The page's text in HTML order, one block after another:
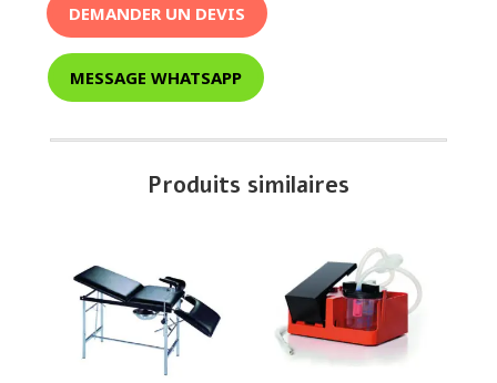
DEMANDER UN DEVIS
MESSAGE WHATSAPP
Produits similaires